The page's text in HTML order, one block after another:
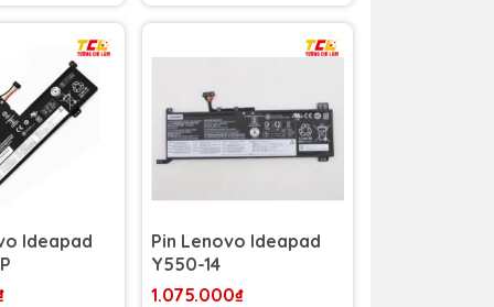
6 tháng-
hành uy
trong suốt
hành
Y530 Y530-15ICH
Cam kết bảo hành uy
tín toàn quốc!
Lỗi 1 đổi 1 trong suốt
Ideapad
Pin Lenovo Ideapad
Y550-14
1.075.000₫